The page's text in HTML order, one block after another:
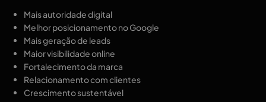
Mais autoridade digital
Melhor posicionamento no Google
Mais geração de leads
Maior visibilidade online
Fortalecimento da marca
Relacionamento com clientes
Crescimento sustentável